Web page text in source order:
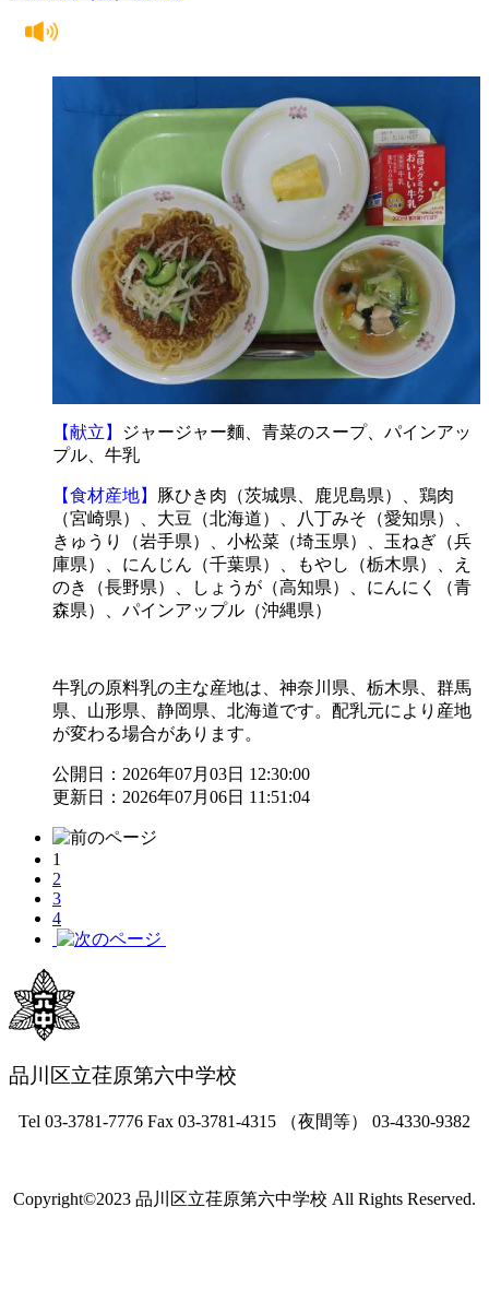
【献立】
ジャージャー麵、青菜のスープ、パインアッ
プル、牛乳
【食材産地】 豚ひき肉（茨城県、鹿児島県）、鶏肉
（宮崎県）、大豆（北海道）、八丁みそ（愛知県）、
きゅうり（岩手県）、小松菜（埼玉県）、玉ねぎ（兵
庫県）、にんじん（千葉県）、もやし（栃木県）、え
のき（長野県）、しょうが（高知県）、にんにく（青
森県）、パインアップル（沖縄県）
牛乳の原料乳の主な産地は、神奈川県、栃木県、群馬
県、山形県、静岡県、北海道です。配乳元により産地
が変わる場合があります。
公開日：2026年07月03日 12:30:00
更新日：2026年07月06日 11:51:04
1
2
3
4
品川区立荏原第六中学校
Tel 03-3781-7776 Fax 03-3781-4315 （夜間等） 03-4330-9382
Copyright©2023 品川区立荏原第六中学校 All Rights Reserved.